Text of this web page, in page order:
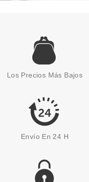
ESSENCE
ESSENCE SHINE LAST & GO
ESMALTE UÑAS 69 NEVER SAY
NEVER
1.55€
Los Precios Más Bajos
Envío En 24 H